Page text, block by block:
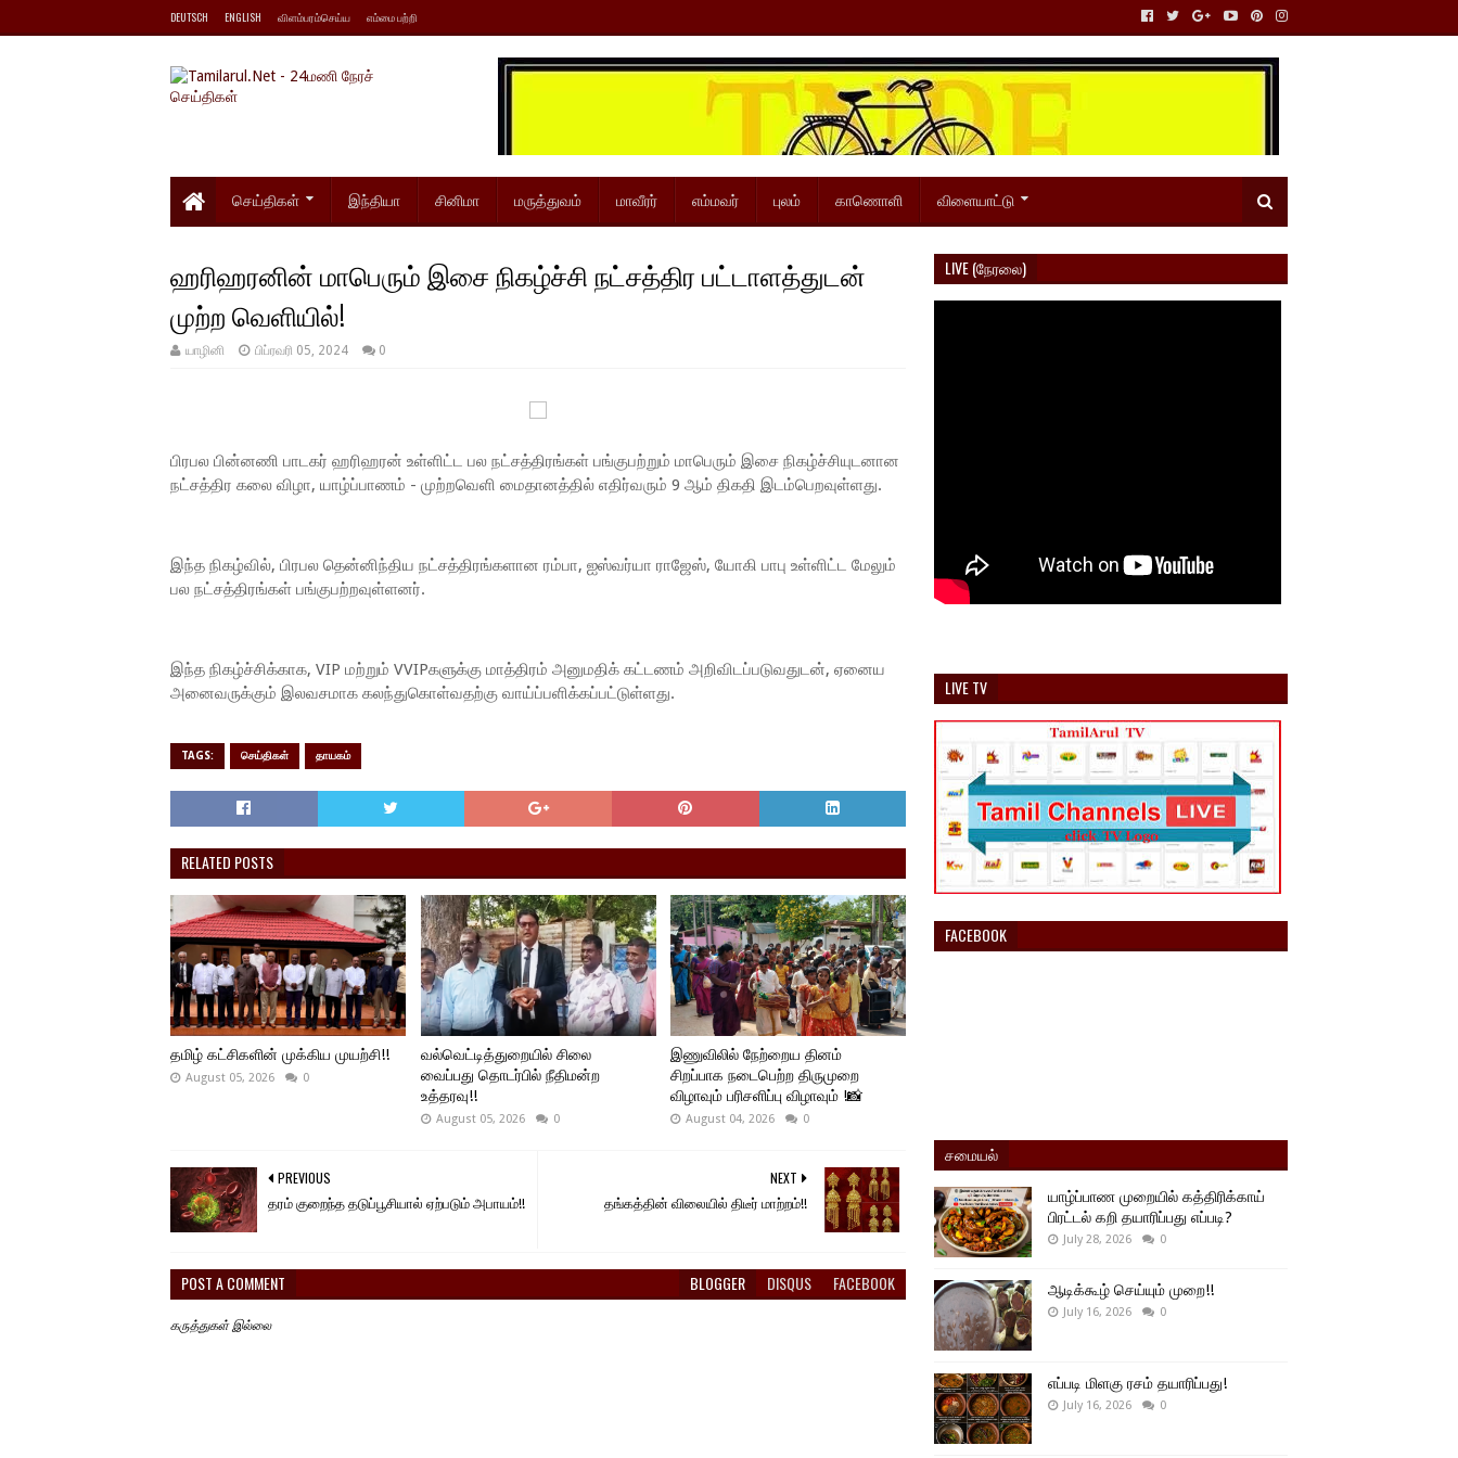
DEUTSCH ENGLISH விளம்பரம்செய்ய எம்மை பற்றி
செய்திகள் இந்தியா சினிமா மருத்துவம் மாவீரர் எம்மவர் புலம் காணொளி விளையாட்டு
ஹரிஹரனின் மாபெரும் இசை நிகழ்ச்சி நட்சத்திர பட்டாளத்துடன்
முற்ற வெளியில்!
யாழினி பிப்ரவரி 05, 2024 0
பிரபல பின்னணி பாடகர் ஹரிஹரன் உள்ளிட்ட பல நட்சத்திரங்கள் பங்குபற்றும் மாபெரும் இசை நிகழ்ச்சியுடனான
நட்சத்திர கலை விழா, யாழ்ப்பாணம் - முற்றவெளி மைதானத்தில் எதிர்வரும் 9 ஆம் திகதி இடம்பெறவுள்ளது.
இந்த நிகழ்வில், பிரபல தென்னிந்திய நட்சத்திரங்களான ரம்பா, ஐஸ்வர்யா ராஜேஸ், யோகி பாபு உள்ளிட்ட மேலும்
பல நட்சத்திரங்கள் பங்குபற்றவுள்ளனர்.
இந்த நிகழ்ச்சிக்காக, VIP மற்றும் VVIPகளுக்கு மாத்திரம் அனுமதிக் கட்டணம் அறிவிடப்படுவதுடன், ஏனைய
அனைவருக்கும் இலவசமாக கலந்துகொள்வதற்கு வாய்ப்பளிக்கப்பட்டுள்ளது.
TAGS: செய்திகள் தாயகம்
RELATED POSTS
தமிழ் கட்சிகளின் முக்கிய முயற்சி!!
August 05, 2026 0
வல்வெட்டித்துறையில் சிலை
வைப்பது தொடர்பில் நீதிமன்ற
உத்தரவு!!
August 05, 2026 0
இணுவிலில் நேற்றைய தினம்
சிறப்பாக நடைபெற்ற திருமுறை
விழாவும் பரிசளிப்பு விழாவும் !📸
August 04, 2026 0
NEXT
தங்கத்தின் விலையில் திடீர் மாற்றம்!!
PREVIOUS
தரம் குறைந்த தடுப்பூசியால் ஏற்படும் அபாயம்!!
POST A COMMENT BLOGGER DISQUS FACEBOOK
கருத்துகள் இல்லை
LIVE (நேரலை)
LIVE TV
FACEBOOK
சமையல்
யாழ்ப்பாண முறையில் கத்திரிக்காய்
பிரட்டல் கறி தயாரிப்பது எப்படி?
July 28, 2026 0
ஆடிக்கூழ் செய்யும் முறை!!
July 16, 2026 0
எப்படி மிளகு ரசம் தயாரிப்பது!
July 16, 2026 0